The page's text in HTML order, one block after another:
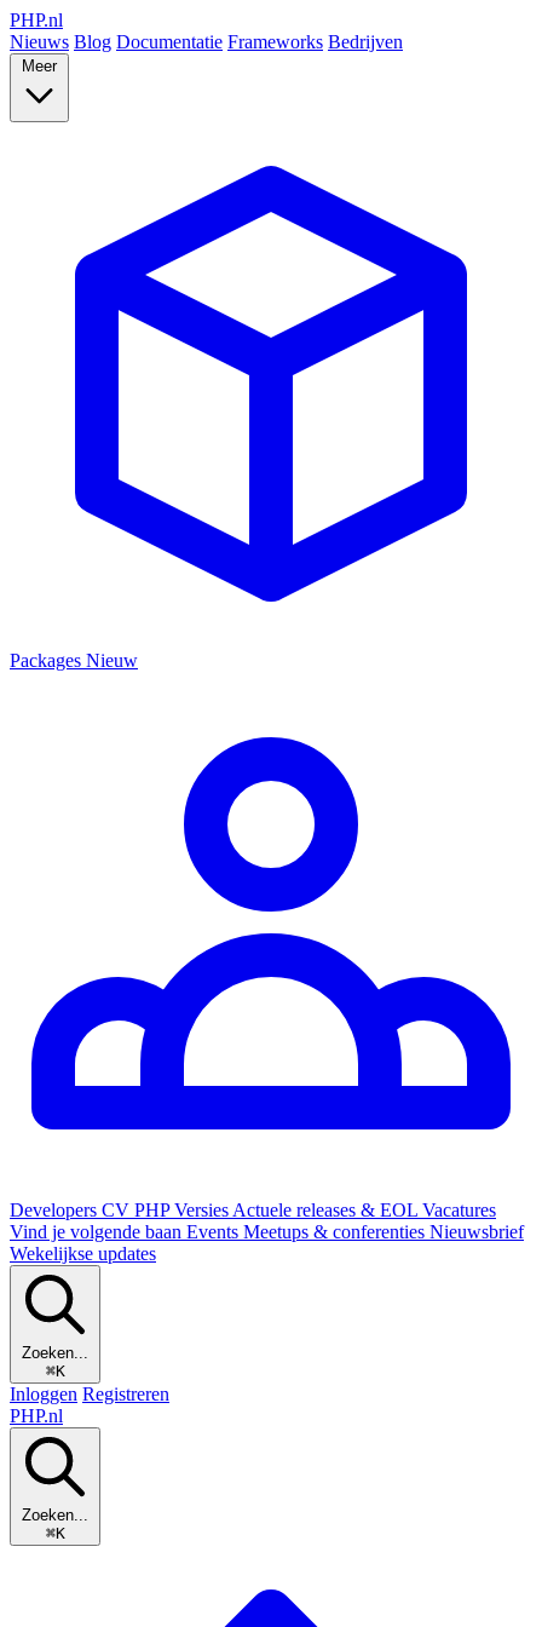
PHP.nl
Nieuws Blog Documentatie Frameworks Bedrijven
Meer
Packages Nieuw
Developers CV PHP Versies Actuele releases & EOL Vacatures
Vind je volgende baan Events Meetups & conferenties Nieuwsbrief
Wekelijkse updates
Zoeken...
⌘K
Inloggen Registreren
PHP.nl
Zoeken...
⌘K